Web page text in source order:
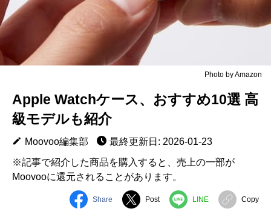
Photo by Amazon
Apple Watchケース、おすすめ10選 高
級モデルも紹介
Moovoo編集部
最終更新日: 2026-01-23
※記事で紹介した商品を購入すると、売上の一部が
Moovooに還元されることがあります。
Share Post LINE Copy